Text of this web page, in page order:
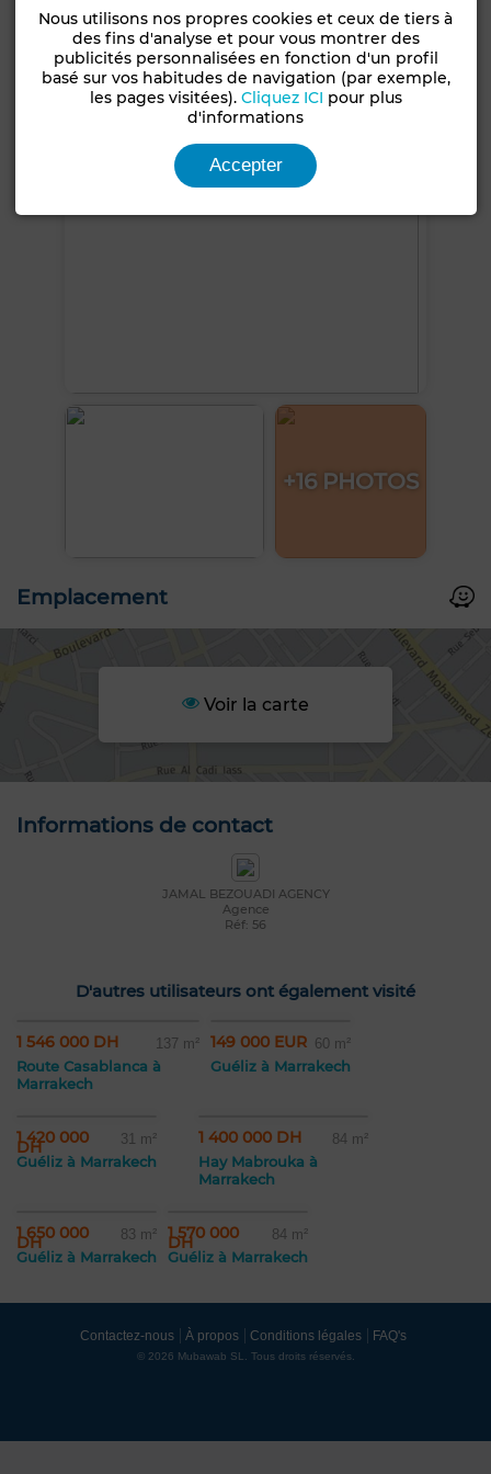
Micro-ondes
Voir plus de photos
+16 PHOTOS
Emplacement
Voir la carte
Informations de contact
JAMAL BEZOUADI AGENCY
Agence
Réf: 56
D'autres utilisateurs ont également visité
1 546 000 DH 137 m²
Route Casablanca à
Marrakech
149 000 EUR 60 m²
Guéliz à Marrakech
1 420 000
DH 31 m²
Guéliz à Marrakech
1 400 000 DH 84 m²
Hay Mabrouka à
Marrakech
1 650 000
DH 83 m²
Guéliz à Marrakech
1 570 000
DH 84 m²
Guéliz à Marrakech
Contactez-nous À propos Conditions légales FAQ's
© 2026 Mubawab SL. Tous droits réservés.
Nous utilisons nos propres cookies et ceux de tiers à
des fins d'analyse et pour vous montrer des
publicités personnalisées en fonction d'un profil
basé sur vos habitudes de navigation (par exemple,
les pages visitées). Cliquez ICI pour plus
d'informations
Accepter